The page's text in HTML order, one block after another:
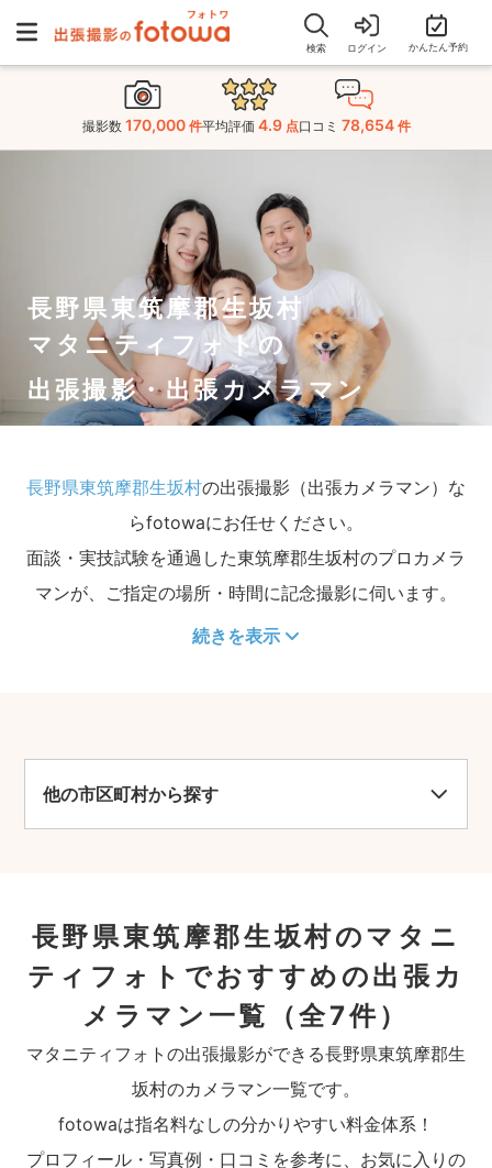
検索 ログイン かんたん予約
撮影数 170,000 件平均評価 4.9 点口コミ 78,654 件
長野県東筑摩郡生坂村
マタニティフォトの
出張撮影・出張カメラマン
長野県東筑摩郡生坂村の出張撮影（出張カメラマン）な
らfotowaにお任せください。
面談・実技試験を通過した東筑摩郡生坂村のプロカメラ
マンが、ご指定の場所・時間に記念撮影に伺います。
続きを表示
他の市区町村から探す
長野県東筑摩郡生坂村のマタニ
ティフォトでおすすめの出張カ
メラマン一覧
（全7件）
マタニティフォトの出張撮影ができる長野県東筑摩郡生
坂村のカメラマン一覧です。
fotowaは指名料なしの分かりやすい料金体系！
プロフィール・写真例・口コミを参考に、お気に入りの